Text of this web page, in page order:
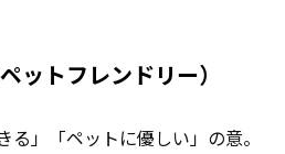
トフレンドリー）
る」「ペットに優しい」の意。